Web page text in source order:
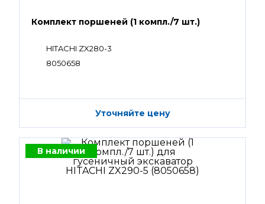
Комплект поршеней (1 компл./7 шт.)
HITACHI ZX280-3
8050658
Уточняйте цену
В наличии